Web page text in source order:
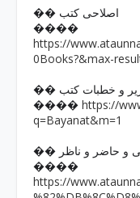
�� اصلاحی کتب
����
https://
0Books?&max-
و خطبات کتب
���� https://
q=Bayanat&m=1
و حاضر و ناظر
����
https://